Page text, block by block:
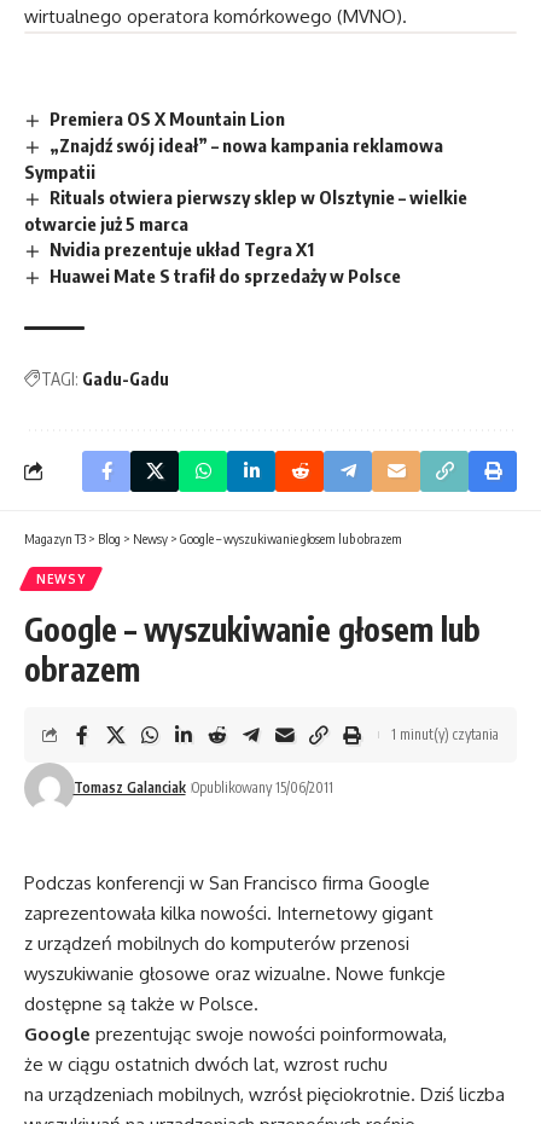
wirtualnego operatora komórkowego (MVNO).
Premiera OS X Mountain Lion
„Znajdź swój ideał” – nowa kampania reklamowa
Sympatii
Rituals otwiera pierwszy sklep w Olsztynie – wielkie
otwarcie już 5 marca
Nvidia prezentuje układ Tegra X1
Huawei Mate S trafił do sprzedaży w Polsce
TAGI: Gadu-Gadu
Magazyn T3 > Blog > Newsy > Google – wyszukiwanie głosem lub obrazem
NEWSY
Google – wyszukiwanie głosem lub
obrazem
Tomasz Galanciak Opublikowany 15/06/2011
1 minut(y) czytania
Podczas konferencji w San Francisco firma Google
zaprezentowała kilka nowości. Internetowy gigant
z urządzeń mobilnych do komputerów przenosi
wyszukiwanie głosowe oraz wizualne. Nowe funkcje
dostępne są także w Polsce.
Google prezentując swoje nowości poinformowała,
że w ciągu ostatnich dwóch lat, wzrost ruchu
na urządzeniach mobilnych, wzrósł pięciokrotnie. Dziś liczba